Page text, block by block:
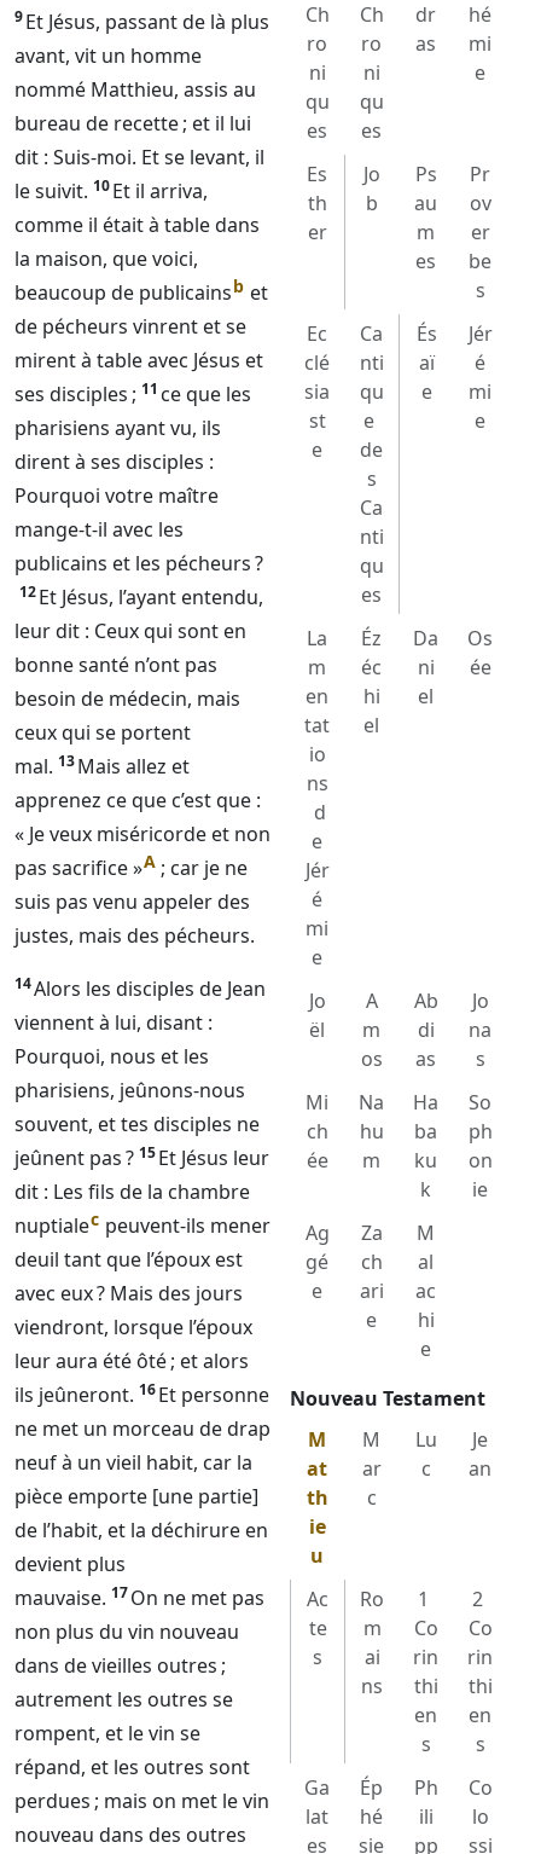
9Et Jésus, passant de là plus
avant, vit un homme
nommé Matthieu, assis au
bureau de recette ; et il lui
dit : Suis-moi. Et se levant, il
le suivit. 10Et il arriva,
comme il était à table dans
la maison, que voici,
beaucoup de publicainsb et
de pécheurs vinrent et se
mirent à table avec Jésus et
ses disciples ; 11 ce que les
pharisiens ayant vu, ils
dirent à ses disciples :
Pourquoi votre maître
mange-t-il avec les
publicains et les pécheurs ?
12Et Jésus, l’ayant entendu,
leur dit : Ceux qui sont en
bonne santé n’ont pas
besoin de médecin, mais
ceux qui se portent
mal. 13Mais allez et
apprenez ce que c’est que :
« Je veux miséricorde et non
pas sacrifice »A ; car je ne
suis pas venu appeler des
justes, mais des pécheurs.
14Alors les disciples de Jean
viennent à lui, disant :
Pourquoi, nous et les
pharisiens, jeûnons-nous
souvent, et tes disciples ne
jeûnent pas ? 15Et Jésus leur
dit : Les fils de la chambre
nuptialec peuvent-ils mener
deuil tant que l’époux est
avec eux ? Mais des jours
viendront, lorsque l’époux
leur aura été ôté ; et alors
ils jeûneront. 16Et personne
ne met un morceau de drap
neuf à un vieil habit, car la
pièce emporte [une partie]
de l’habit, et la déchirure en
devient plus
mauvaise. 17On ne met pas
non plus du vin nouveau
dans de vieilles outres ;
autrement les outres se
rompent, et le vin se
répand, et les outres sont
perdues ; mais on met le vin
nouveau dans des outres
Ch
ro
ni
qu
es
Ch
ro
ni
qu
es
dr
as
hé
mi
e
Es
th
er
Jo
b
Ps
au
m
es
Pr
ov
er
be
s
Ec
clé
sia
st
e
Ca
nti
qu
e
de
s
Ca
nti
qu
es
És
aï
e
Jér
é
mi
e
La
m
en
tat
io
ns
d
e
Jér
é
mi
e
Éz
éc
hi
el
Da
ni
el
Os
ée
Jo
ël
A
m
os
Ab
di
as
Jo
na
s
Mi
ch
ée
Na
hu
m
Ha
ba
ku
k
So
ph
on
ie
Ag
gé
e
Za
ch
ari
e
M
al
ac
hi
e
Nouveau Testament
M
at
th
ie
u
M
ar
c
Lu
c
Je
an
Ac
te
s
Ro
m
ai
ns
1
Co
rin
thi
en
s
2
Co
rin
thi
en
s
Ga
lat
es
Ép
hé
sie
Ph
ili
pp
Co
lo
ssi